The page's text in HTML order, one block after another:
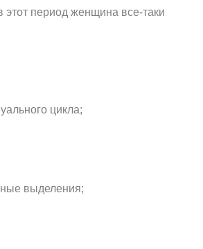
этот период женщина все-таки
цикла;
выделения;